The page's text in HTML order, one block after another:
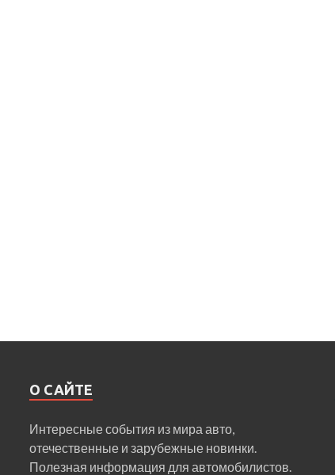
О САЙТЕ
Интересные события из мира авто,
отечественные и зарубежные новинки.
Полезная информация для автомобилистов.